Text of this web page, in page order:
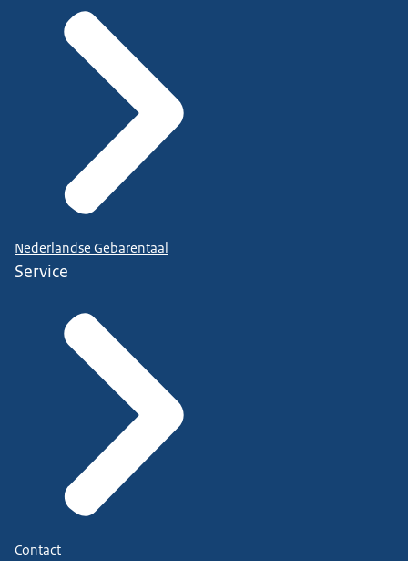
Nederlandse Gebarentaal
Service
Contact